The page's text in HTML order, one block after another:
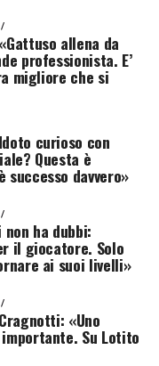
allena da
professionista. E’
migliore che si
curioso con
Questa è
successo davvero»
ha dubbi:
il giocatore. Solo
ai suoi livelli»
«Uno
Su Lotito